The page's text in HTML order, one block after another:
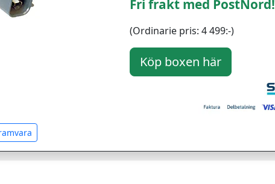
Fri frakt med PostNord!
(Ordinarie pris: 4 499:-)